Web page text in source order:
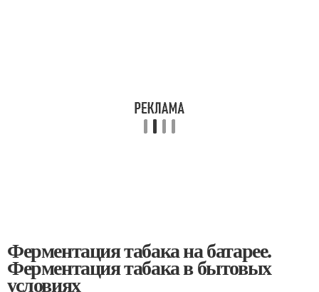
Ферментация табака на батарее.
Ферментация табака в бытовых
условиях